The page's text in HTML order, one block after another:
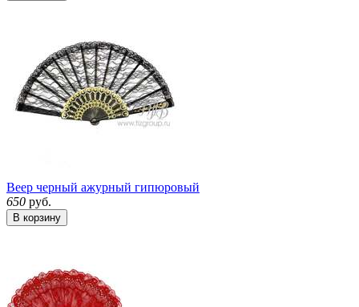
Веер черный ажурный гипюровый
650 руб.
В корзину